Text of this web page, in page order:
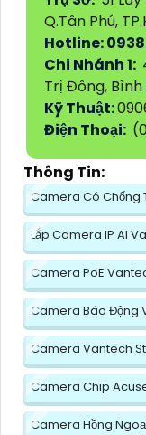
Q.Tân Phú,
Hotline:
Chi Nhánh 1:
Trị Đông, Bình
Kỹ Thuật:
Điện Thoại:
Thông Tin:
Camera Có Chống
Lắp Camera IP AI
Camera PoE
Camera Báo Động
Camera Vantech
Camera Chip
Camera Hồng